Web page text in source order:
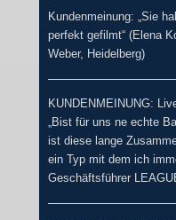
Kundenmeinung: „Sie
perfekt gefilmt“ (Elena
Weber, Heidelberg)
KUNDENMEINUNG:
„Bist für uns ne echte
ist diese lange
ein Typ mit dem ich
Geschäftsführer